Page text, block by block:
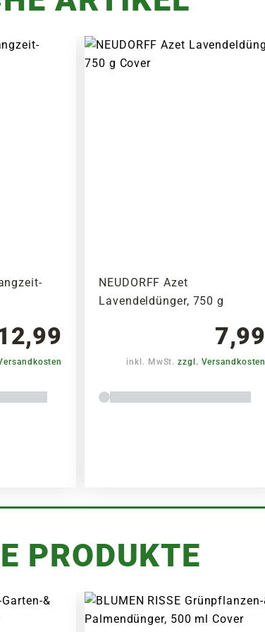
NEUDORFF Azet
Lavendeldünger, 750 g
7,99
inkl. MwSt.zzgl. Versandkosten
PRODUKTE